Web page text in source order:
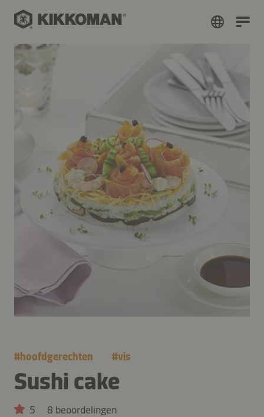
#hoofdgerechten #vis
Sushi cake
5 8 beoordelingen